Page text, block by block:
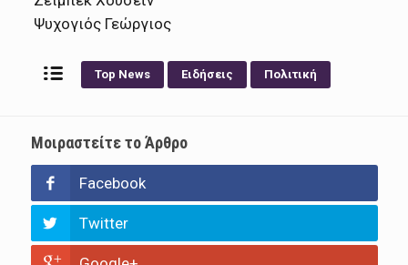
Ψυχογιός Γεώργιος
Top News Ειδήσεις Πολιτική
Μοιραστείτε το Άρθρο
Facebook
Twitter